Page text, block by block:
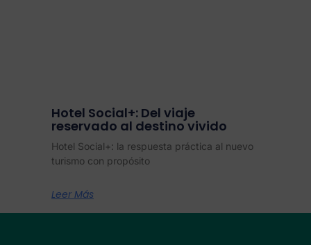
Hotel Social+: Del viaje
reservado al destino vivido
Hotel Social+: la respuesta práctica al nuevo
turismo con propósito
Leer Más